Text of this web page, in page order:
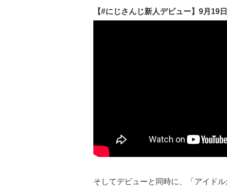
【#にじさんじ新人デビュー】9月19
そしてデビューと同時に、「アイド